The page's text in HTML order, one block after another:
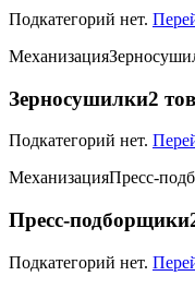
Подкатегорий нет.
Механизация
Зерносушилки2
Подкатегорий нет.
МеханизацияПресс-
Пресс-подборщики
Подкатегорий нет.